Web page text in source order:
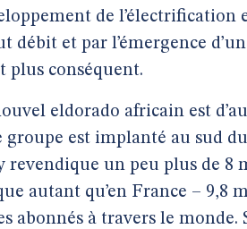
de l’électrification
débit et par l’émergence
plus conséquent.
eldorado africain est
groupe est implanté au sud
revendique un peu plus de 8
autant qu’en France – 9,8
abonnés à travers le monde.